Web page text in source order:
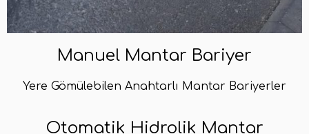
Manuel Mantar Bariyer
Yere Gömülebilen Anahtarlı Mantar Bariyerler
Otomatik Hidrolik Mantar